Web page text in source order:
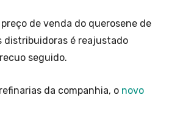
de venda do querosene de
distribuidoras é reajustado
seguido.
da companhia, o novo